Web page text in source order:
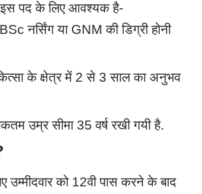
इस पद के लिए आवश्यक है-
नर्सिंग या GNM की डिग्री होनी
के क्षेत्र में 2 से 3 साल का अनुभव
उम्र सीमा 35 वर्ष रखी गयी है.
को 12वी पास करने के बाद